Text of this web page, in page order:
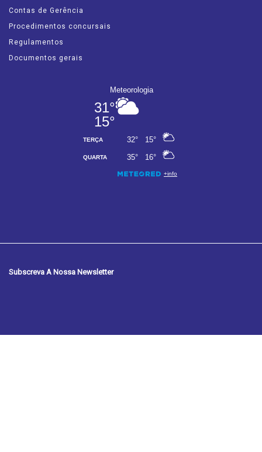
Contas de Gerência
Procedimentos concursais
Regulamentos
Documentos gerais
Subscreva A Nossa Newsletter